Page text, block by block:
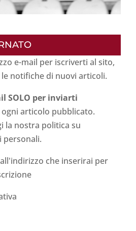
e-mail per iscriverti al sito,
le notifiche di nuovi articoli.
SOLO per inviarti
articolo pubblicato.
la nostra politica su
personali.
che inserirai per